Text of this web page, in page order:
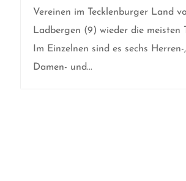
Vereinen im Tecklenburger Land
Ladbergen (9) wieder die meisten
Im Einzelnen sind es sechs Herren-
Damen- und...